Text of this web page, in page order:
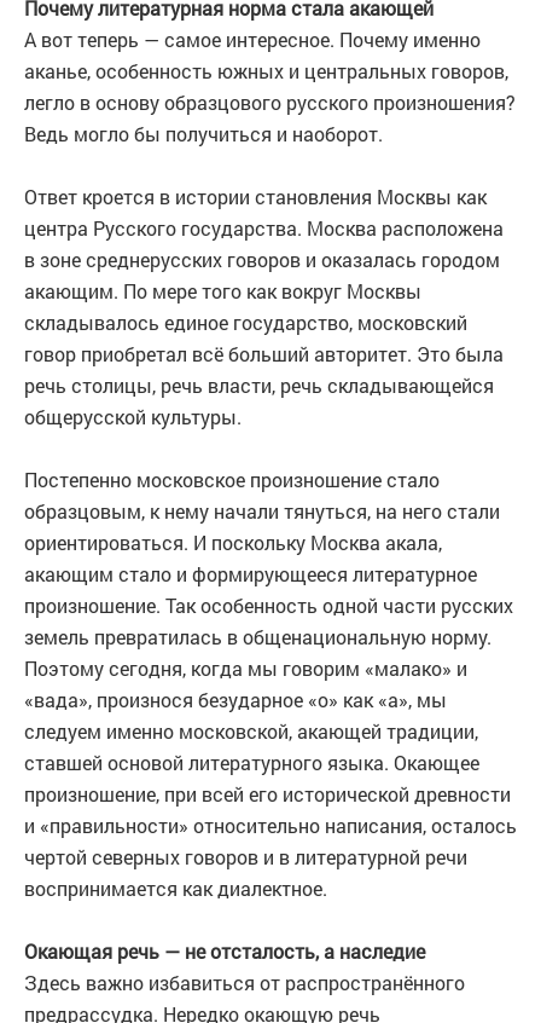
Почему литературная норма стала акающей
А вот теперь — самое интересное. Почему именно
аканье, особенность южных и центральных говоров,
легло в основу образцового русского произношения?
Ведь могло бы получиться и наоборот.
Ответ кроется в истории становления Москвы как
центра Русского государства. Москва расположена
в зоне среднерусских говоров и оказалась городом
акающим. По мере того как вокруг Москвы
складывалось единое государство, московский
говор приобретал всё больший авторитет. Это была
речь столицы, речь власти, речь складывающейся
общерусской культуры.
Постепенно московское произношение стало
образцовым, к нему начали тянуться, на него стали
ориентироваться. И поскольку Москва акала,
акающим стало и формирующееся литературное
произношение. Так особенность одной части русских
земель превратилась в общенациональную норму.
Поэтому сегодня, когда мы говорим «малако» и
«вада», произнося безударное «о» как «а», мы
следуем именно московской, акающей традиции,
ставшей основой литературного языка. Окающее
произношение, при всей его исторической древности
и «правильности» относительно написания, осталось
чертой северных говоров и в литературной речи
воспринимается как диалектное.
Окающая речь — не отсталость, а наследие
Здесь важно избавиться от распространённого
предрассудка. Нередко окающую речь